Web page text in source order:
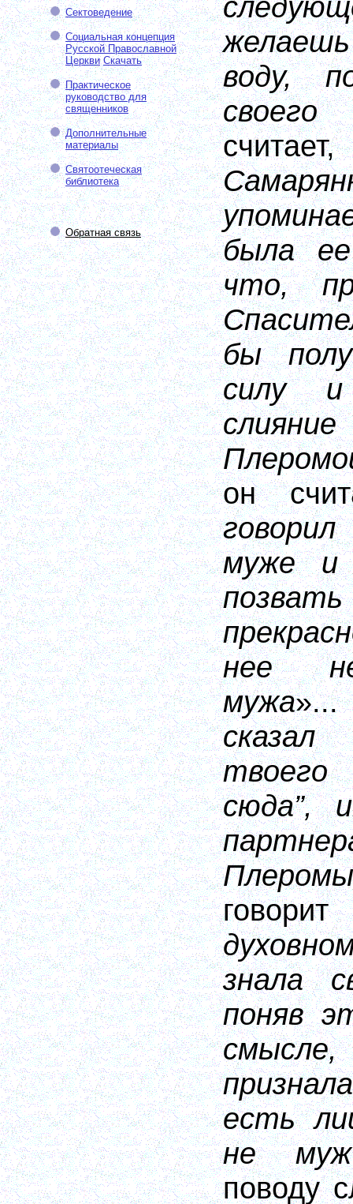
Сектоведение
Социальная концепция
Русской Православной
Церкви Скачать
Практическое
руководство для
священников
Дополнительные
материалы
Святоотеческая
библиотека
Обратная связь
воду,
была
что,
бы
силу
он
муже и
нее
мужа
сюда”,
Плеромы
знала
поняв
есть
не муж
поводу